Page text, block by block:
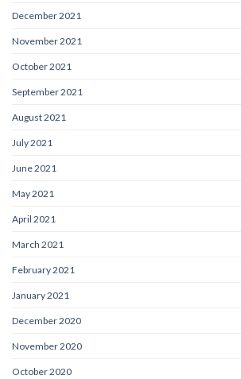
December 2021
November 2021
October 2021
September 2021
August 2021
July 2021
June 2021
May 2021
April 2021
March 2021
February 2021
January 2021
December 2020
November 2020
October 2020